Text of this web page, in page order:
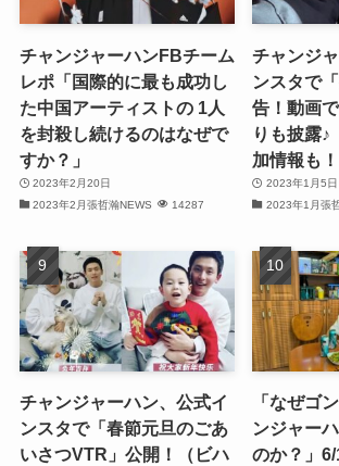
(32)
(30)
(32)
(31)
(32)
チャンジャーハンFBチーム
レポ「国際的に最も成功し
た中国アーティストの 1人
を封殺し続けるのはなぜで
すか？」
2023年2月20日
2023年2月張哲瀚NEWS
14287
チャンジ
ンスタで
告！動画
りも披露♪
加情報も！
2023年1月5日
2023年1月張
チャンジャーハン、公式イ
ンスタで「春節元旦のごあ
いさつVTR」公開！（ビハ
「なぜゴ
ンジャー
のか？」